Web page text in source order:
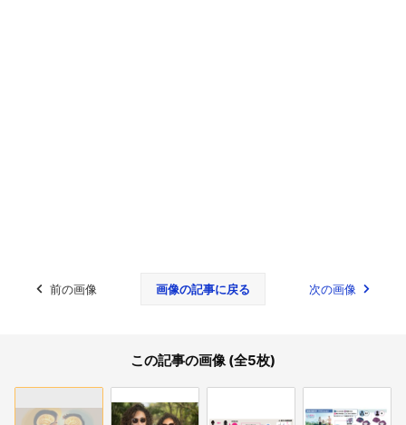
前の画像 画像の記事に戻る 次の画像
この記事の画像 (全5枚)